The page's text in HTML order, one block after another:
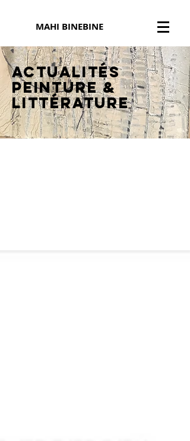
MAHI BINEBINE
Actualités
peinture&
littérature